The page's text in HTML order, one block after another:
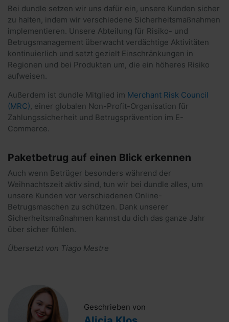
Bei dundle setzen wir uns dafür ein, unsere Kunden sicher
zu halten, indem wir verschiedene Sicherheitsmaßnahmen
implementieren. Unsere Abteilung für Risiko- und
Betrugsmanagement überwacht verdächtige Aktivitäten
kontinuierlich und setzt gezielt Einschränkungen in
Regionen und bei Produkten um, die ein höheres Risiko
aufweisen.
Außerdem ist dundle Mitglied im Merchant Risk Council
(MRC) , einer globalen Non-Profit-Organisation für
Zahlungssicherheit und Betrugsprävention im E-
Commerce.
Paketbetrug auf einen Blick erkennen
Auch wenn Betrüger besonders während der
Weihnachtszeit aktiv sind, tun wir bei dundle alles, um
unsere Kunden vor verschiedenen Online-
Betrugsmaschen zu schützen. Dank unserer
Sicherheitsmaßnahmen kannst du dich das ganze Jahr
über sicher fühlen.
Übersetzt von Tiago Mestre
Geschrieben von